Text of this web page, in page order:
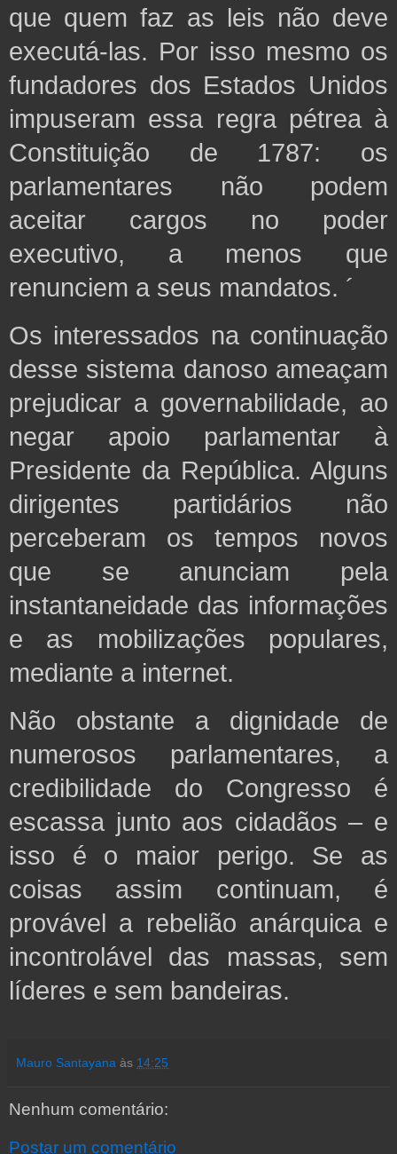
que quem faz as leis não deve
executá-las. Por isso mesmo os
fundadores dos Estados Unidos
impuseram essa regra pétrea à
Constituição de 1787: os
parlamentares não podem
aceitar cargos no poder
executivo, a menos que
renunciem a seus mandatos. ´
Os interessados na continuação
desse sistema danoso ameaçam
prejudicar a governabilidade, ao
negar apoio parlamentar à
Presidente da República. Alguns
dirigentes partidários não
perceberam os tempos novos
que se anunciam pela
instantaneidade das informações
e as mobilizações populares,
mediante a internet.
Não obstante a dignidade de
numerosos parlamentares, a
credibilidade do Congresso é
escassa junto aos cidadãos – e
isso é o maior perigo. Se as
coisas assim continuam, é
provável a rebelião anárquica e
incontrolável das massas, sem
líderes e sem bandeiras.
Mauro Santayana às 14:25
Nenhum comentário:
Postar um comentário